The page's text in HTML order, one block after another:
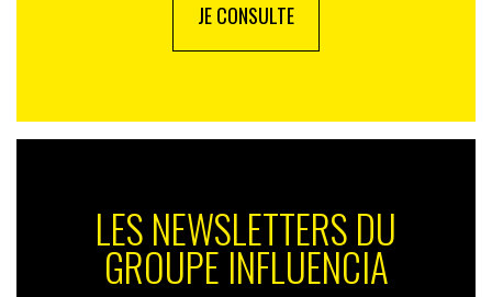
JE CONSULTE
LES NEWSLETTERS DU
GROUPE INFLUENCIA